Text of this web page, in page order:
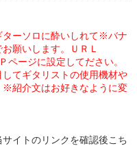
ーソロに酔いしれて※バナ
願いします。ＵＲＬ
ジに設定してださい。
てギタリストの使用機材や
※紹介文はお好きなように変
イトのリンクを確認後こち